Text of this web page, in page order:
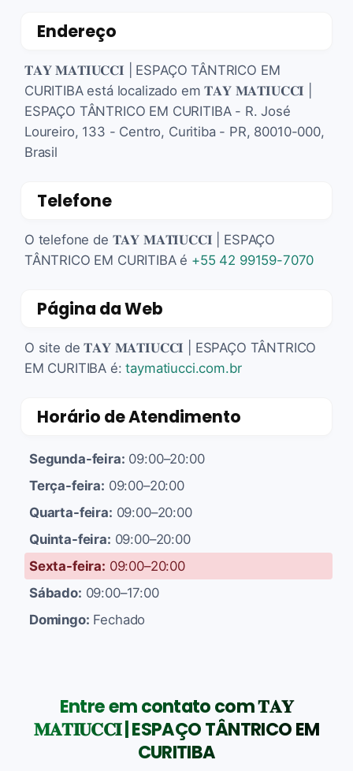
Endereço
𝐓𝐀𝐘 𝐌𝐀𝐓𝐈𝐔𝐂𝐂𝐈 | ESPAÇO TÂNTRICO EM
CURITIBA está localizado em 𝐓𝐀𝐘 𝐌𝐀𝐓𝐈𝐔𝐂𝐂𝐈 |
ESPAÇO TÂNTRICO EM CURITIBA - R. José
Loureiro, 133 - Centro, Curitiba - PR, 80010-000,
Brasil
Telefone
O telefone de 𝐓𝐀𝐘 𝐌𝐀𝐓𝐈𝐔𝐂𝐂𝐈 | ESPAÇO
TÂNTRICO EM CURITIBA é +55 42 99159-7070
Página da Web
O site de 𝐓𝐀𝐘 𝐌𝐀𝐓𝐈𝐔𝐂𝐂𝐈 | ESPAÇO TÂNTRICO
EM CURITIBA é:taymatiucci.com.br
Horário de Atendimento
Segunda-feira: 09:00–20:00
Terça-feira: 09:00–20:00
Quarta-feira: 09:00–20:00
Quinta-feira: 09:00–20:00
Sexta-feira: 09:00–20:00
Sábado: 09:00–17:00
Domingo: Fechado
Entre em contato com 𝐓𝐀𝐘
𝐌𝐀𝐓𝐈𝐔𝐂𝐂𝐈 | ESPAÇO TÂNTRICO EM
CURITIBA